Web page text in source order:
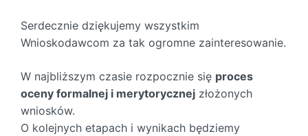
Serdecznie dziękujemy wszystkim
Wnioskodawcom za tak ogromne zainteresowanie.
W najbliższym czasie rozpocznie się proces
oceny formalnej i merytorycznej złożonych
wniosków.
O kolejnych etapach i wynikach będziemy